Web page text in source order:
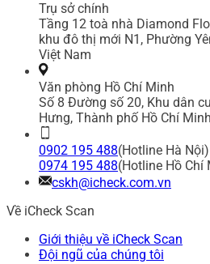
Trụ sở chính
Tầng 12 toà nhà Diamond
khu đô thị mới N1, Phường
Việt Nam
Văn phòng Hồ Chí Minh
Số 8 Đường số 20, Khu dân
Hưng, Thành phố Hồ Chí
0902 195 488(Hotline Hà Nội)
0974 195 488(Hotline Hồ Chí
cskh@icheck.com.vn
Về iCheck Scan
Giới thiệu về iCheck Scan
Đội ngũ của chúng tôi